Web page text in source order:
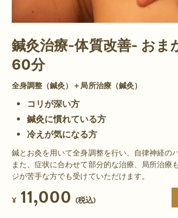
鍼灸治療-体質改善- おま
60分
全身調整（鍼灸）＋局所治療（鍼灸）
コリが深い方
鍼灸に慣れている方
冷えが気になる方
鍼とお灸を用いて全身調整を行い、自律神経の
また、症状に合わせて部分的な治療、局所治療
ジが苦手な方でも受けていただけます。
¥ 11,000 (税込)